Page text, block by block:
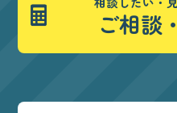
ご相談